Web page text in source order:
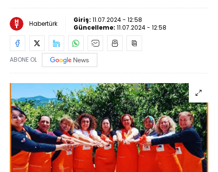
Habertürk Giriş: 11.07.2024 - 12:58
Güncelleme: 11.07.2024 - 12:58
ABONE OL